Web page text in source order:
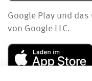
Google Play und
von Google LLC.